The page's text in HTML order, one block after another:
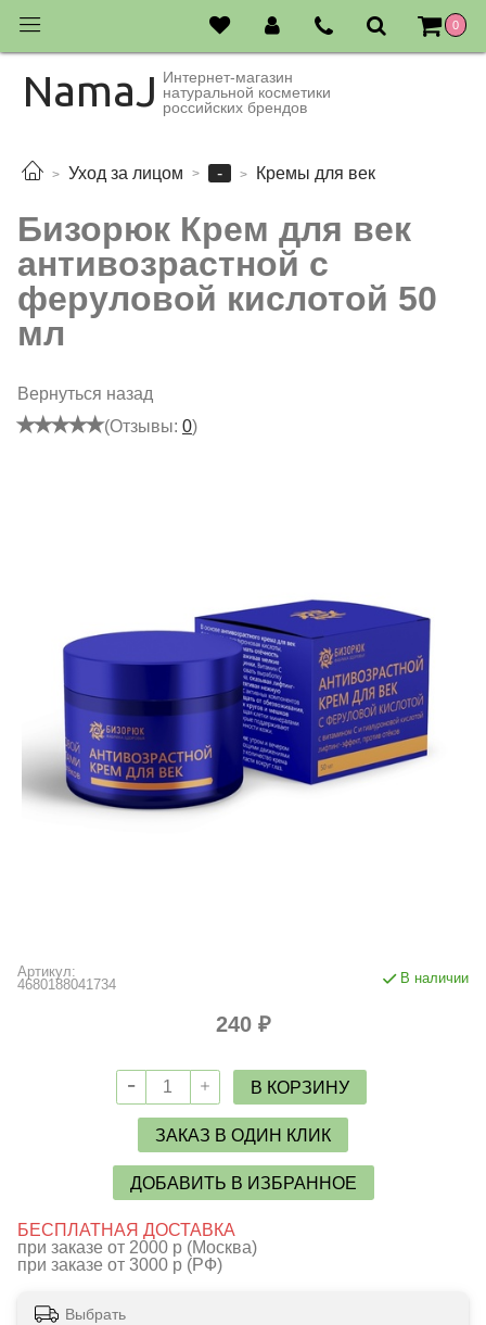
0
NamaJ Интернет-магазин
натуральной косметики
российских брендов
Уход за лицом - Кремы для век
Бизорюк Крем для век
антивозрастной с
феруловой кислотой 50
мл
Вернуться назад
(Отзывы: 0)
Артикул:
4680188041734
В наличии
240 ₽
В КОРЗИНУ
ЗАКАЗ В ОДИН КЛИК
ДОБАВИТЬ В ИЗБРАННОЕ
БЕСПЛАТНАЯ ДОСТАВКА
при заказе от 2000 р (Москва)
при заказе от 3000 р (РФ)
Выбрать